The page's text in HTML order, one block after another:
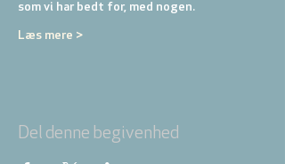
som vi har bedt for, med nogen.
Læs mere >
Del denne begivenhed